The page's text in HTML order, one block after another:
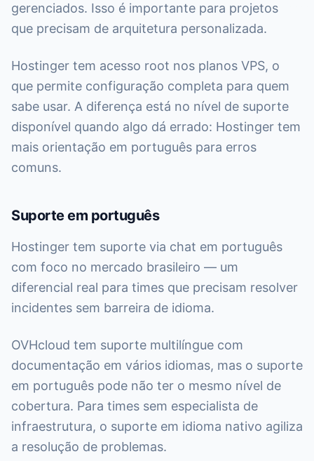
gerenciados. Isso é importante para projetos
que precisam de arquitetura personalizada.
Hostinger tem acesso root nos planos VPS, o
que permite configuração completa para quem
sabe usar. A diferença está no nível de suporte
disponível quando algo dá errado: Hostinger tem
mais orientação em português para erros
comuns.
Suporte em português
Hostinger tem suporte via chat em português
com foco no mercado brasileiro — um
diferencial real para times que precisam resolver
incidentes sem barreira de idioma.
OVHcloud tem suporte multilíngue com
documentação em vários idiomas, mas o suporte
em português pode não ter o mesmo nível de
cobertura. Para times sem especialista de
infraestrutura, o suporte em idioma nativo agiliza
a resolução de problemas.